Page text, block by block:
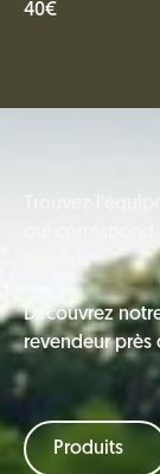
40€
besoins
Découvrez
revendeur près
Produits